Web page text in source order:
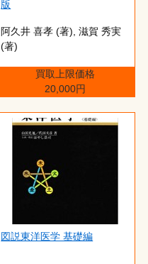
版
阿久井 喜孝 (著),‎ 滋賀 秀実
(著)
買取上限価格
20,000円
図説東洋医学 基礎編